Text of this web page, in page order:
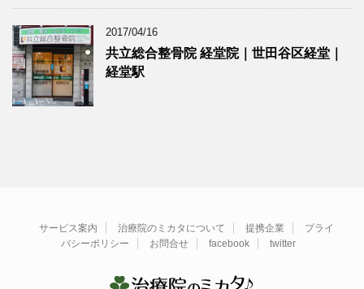
2017/04/16
共立総合整骨院 経堂院｜世田谷区経堂｜
経堂駅
サービス案内 治療院のミカタについて 提携企業
プライ
バシーポリシー
お問合せ facebook twitter